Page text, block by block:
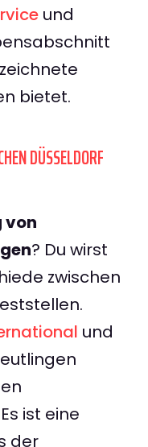
und
bietet.
DÜSSELDORF
von
? Du wirst
zwischen
und
ist eine
der